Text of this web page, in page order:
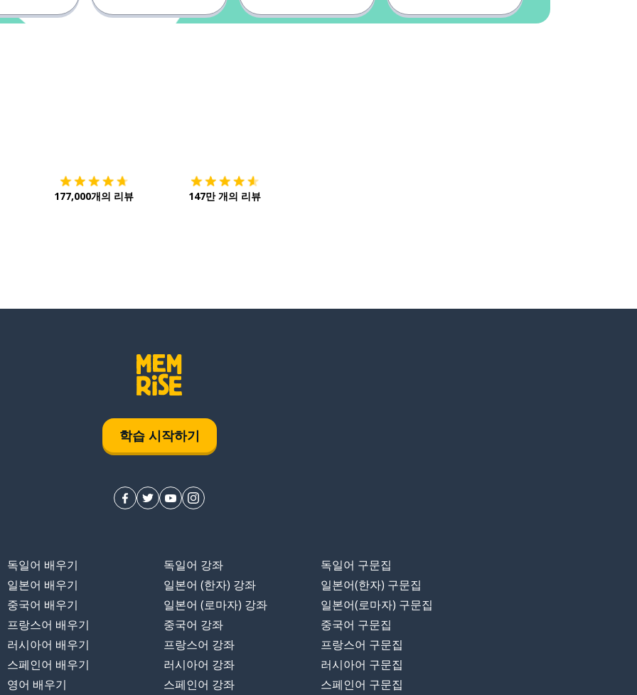
177,000개의 리뷰 147만 개의 리뷰
학습 시작하기
독일어 배우기
일본어 배우기
중국어 배우기
프랑스어 배우기
러시아어 배우기
스페인어 배우기
영어 배우기
독일어 강좌
일본어 (한자) 강좌
일본어 (로마자) 강좌
중국어 강좌
프랑스어 강좌
러시아어 강좌
스페인어 강좌
독일어 구문집
일본어(한자) 구문집
일본어(로마자) 구문집
중국어 구문집
프랑스어 구문집
러시아어 구문집
스페인어 구문집